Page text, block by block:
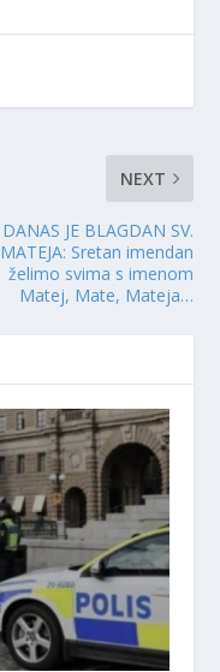
NEXT
DANAS JE BLAGDAN SV.
MATEJA: Sretan imendan
želimo svima s imenom
Matej, Mate, Mateja…